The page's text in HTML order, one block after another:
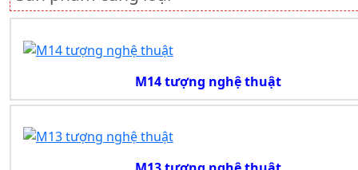
M14 tượng nghệ thuật